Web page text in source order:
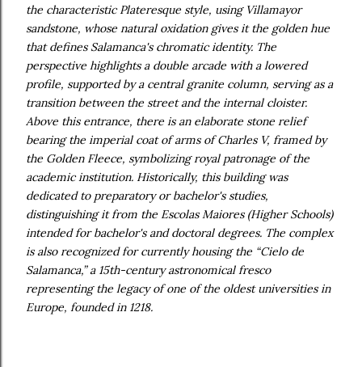
the characteristic Plateresque style, using Villamayor
sandstone, whose natural oxidation gives it the golden hue
that defines Salamanca's chromatic identity. The
perspective highlights a double arcade with a lowered
profile, supported by a central granite column, serving as a
transition between the street and the internal cloister.
Above this entrance, there is an elaborate stone relief
bearing the imperial coat of arms of Charles V, framed by
the Golden Fleece, symbolizing royal patronage of the
academic institution. Historically, this building was
dedicated to preparatory or bachelor's studies,
distinguishing it from the Escolas Maiores (Higher Schools)
intended for bachelor's and doctoral degrees. The complex
is also recognized for currently housing the “Cielo de
Salamanca,” a 15th-century astronomical fresco
representing the legacy of one of the oldest universities in
Europe, founded in 1218.